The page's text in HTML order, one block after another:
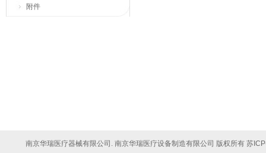
附件
南京华瑞医疗器械有限公司. 南京华瑞医疗设备制造有限公司 版权所有 苏